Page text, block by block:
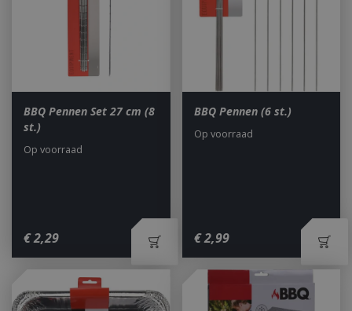
BBQ Pennen Set 27 cm (8
st.)
€2,29
Op voorraad
BBQ Pennen (6 st.)
€2,99
Op voorraad